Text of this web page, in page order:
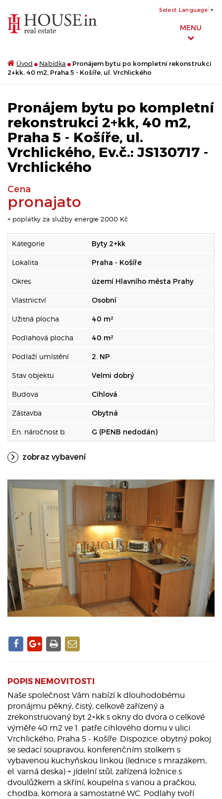
MENU
Select Language ▼
Úvod Nabídka
Pronájem bytu po kompletní rekonstrukci
2+kk, 40 m2, Praha 5 - Košíře, ul. Vrchlického
Pronájem bytu po kompletní
rekonstrukci 2+kk, 40 m2,
Praha 5 - Košíře, ul.
Vrchlického, Ev.č.: JS130717 -
Vrchlického
Cena
pronajato
+ poplatky za služby energie 2000 Kč
Kategorie Byty 2+kk
Lokalita Praha - Košíře
Okres území Hlavního města Prahy
Vlastnictví Osobní
Užitná plocha 40 m²
Podlahová plocha 40 m²
Podlaží umístění 2. NP
Stav objektu Velmi dobrý
Budova Cihlová
Zástavba Obytná
En. náročnost b. G (PENB nedodán)
zobraz vybavení
POPIS NEMOVITOSTI
Naše společnost Vám nabízí k dlouhodobému
pronájmu pěkný, čistý, celkově zařízený a
zrekonstruovaný byt 2+kk s okny do dvora o celkové
výměře 40 m2 ve 1. patře cihlového domu v ulici
Vrchlického, Praha 5 - Košíře. Dispozice: obytný pokoj
se sedací soupravou, konferenčním stolkem s
vybavenou kuchyňskou linkou (lednice s mrazákem,
el. varná deska) + jídelní stůl, zařízená ložnice s
dvoulůžkem a skříní, koupelna s vanou a pračkou,
chodba, komora a samostatné WC. Podlahy tvoří